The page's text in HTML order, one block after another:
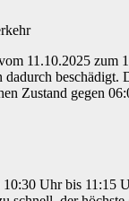
11.10.2025
beschädigt.
Zustand gegen
Uhr bis 11:15